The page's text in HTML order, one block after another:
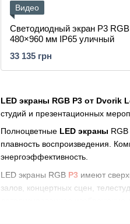
LED экраны RGB P3 от Dvorik
студий и презентационных
Полноцветные LED экраны
плавность воспроизведения.
энергоэффективность.
LED экраны RGB P3 имеют
залов, концертных сцен,
Видео
Светодиодный экран P3 RGB
480×960 мм IP65 уличный
33 135 грн